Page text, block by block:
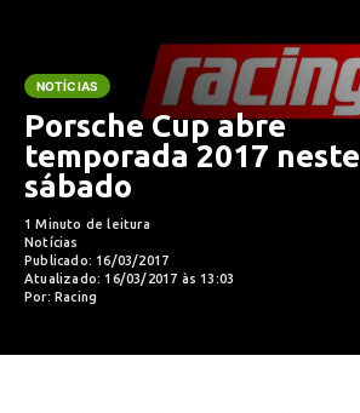
NOTÍCIAS
Porsche Cup abre
temporada 2017 neste
sábado
1 Minuto de leitura
Notícias
Publicado: 16/03/2017
Atualizado: 16/03/2017 às 13:03
Por: Racing